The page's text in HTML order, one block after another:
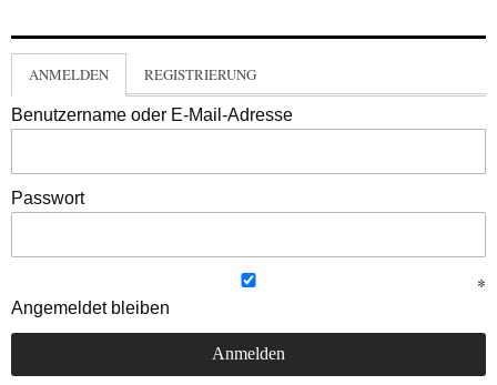
ANMELDEN REGISTRIERUNG
Benutzername oder E-Mail-Adresse
Passwort
Angemeldet bleiben